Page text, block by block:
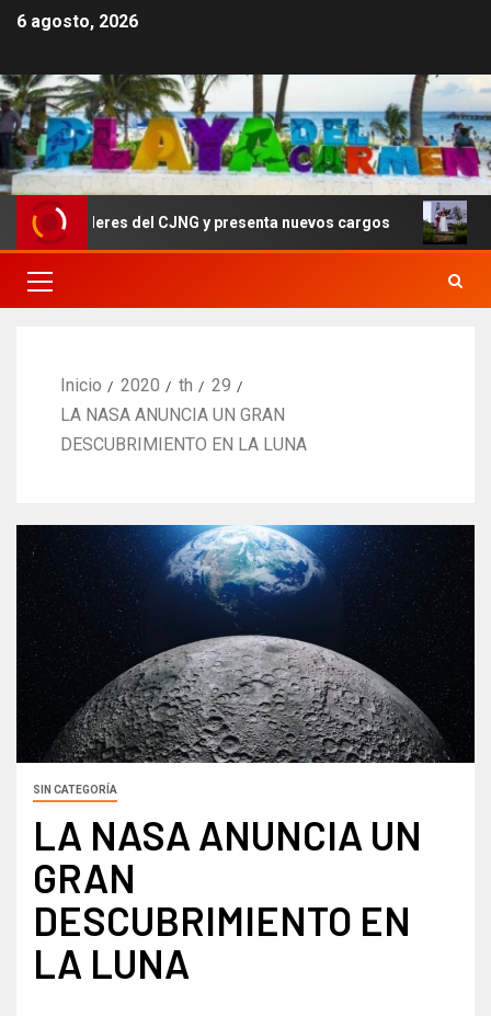
6 agosto, 2026
líderes del CJNG y presenta nuevos cargos
Inicio 2020 th
29
LA NASA ANUNCIA UN GRAN
DESCUBRIMIENTO EN LA LUNA
SIN CATEGORÍA
LA NASA ANUNCIA UN
GRAN
DESCUBRIMIENTO EN
LA LUNA